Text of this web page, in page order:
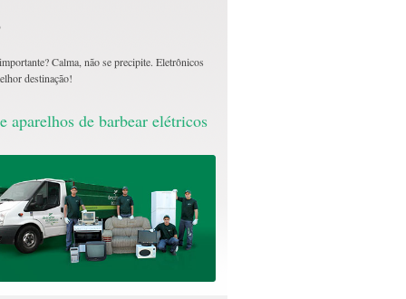
Calma, não se precipite. Eletrônicos
destinação!
aparelhos de barbear elétricos